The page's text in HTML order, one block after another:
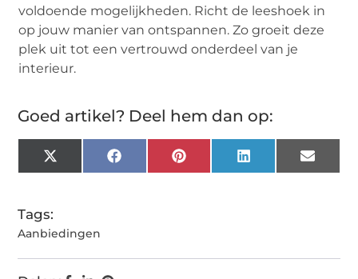
voldoende mogelijkheden. Richt de leeshoek in
op jouw manier van ontspannen. Zo groeit deze
plek uit tot een vertrouwd onderdeel van je
interieur.
Goed artikel? Deel hem dan op:
X
(Twitter)
FacebookPinterest LinkedIn Email
Tags:
Aanbiedingen